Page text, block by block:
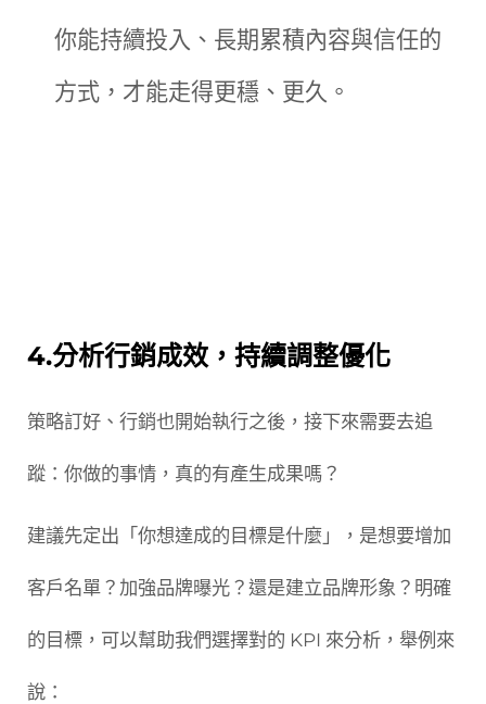
你能持續投入、長期累積內容與信任的
方式，才能走得更穩、更久。
4.分析行銷成效，持續調整優化
策略訂好、行銷也開始執行之後，接下來需要去追
蹤：你做的事情，真的有產生成果嗎？
建議先定出「你想達成的目標是什麼」，是想要增加
客戶名單？加強品牌曝光？還是建立品牌形象？明確
的目標，可以幫助我們選擇對的 KPI 來分析，舉例來
說：